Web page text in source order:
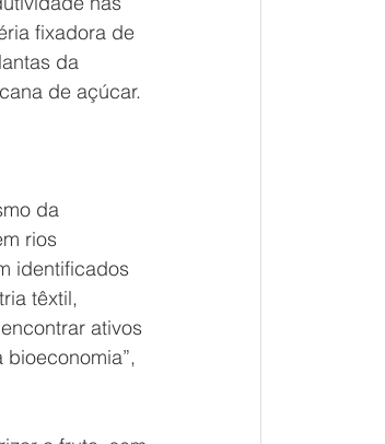
fixadora de
da
de açúcar.
da
rios
identificados
têxtil,
ativos